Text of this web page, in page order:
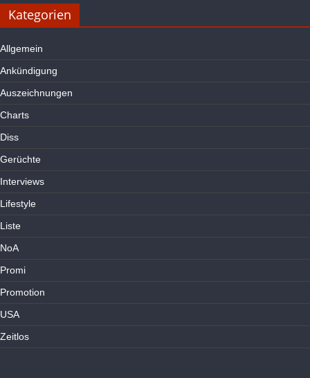
Kategorien
Allgemein
Ankündigung
Auszeichnungen
Charts
Diss
Gerüchte
Interviews
Lifestyle
Liste
NoA
Promi
Promotion
USA
Zeitlos